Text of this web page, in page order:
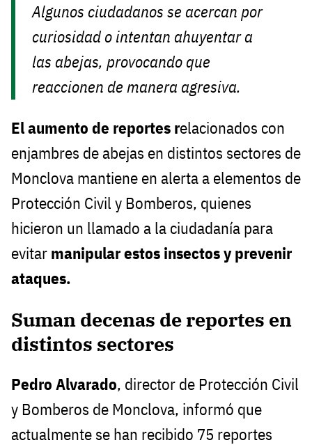
Algunos ciudadanos se acercan por
curiosidad o intentan ahuyentar a
las abejas, provocando que
reaccionen de manera agresiva.
El aumento de reportes relacionados con
enjambres de abejas en distintos sectores de
Monclova mantiene en alerta a elementos de
Protección Civil y Bomberos, quienes
hicieron un llamado a la ciudadanía para
evitar manipular estos insectos y prevenir
ataques.
Suman decenas de reportes en
distintos sectores
Pedro Alvarado, director de Protección Civil
y Bomberos de Monclova, informó que
actualmente se han recibido 75 reportes